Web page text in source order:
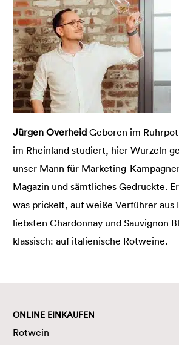
Jürgen Overheid Geboren im
im Rheinland studiert, hier Wurzeln
unser Mann für Marketing-
Magazin und sämtliches Gedruckte.
was prickelt, auf weiße Verführer aus
liebsten Chardonnay und Sauvignon
klassisch: auf italienische Rotweine.
ONLINE EINKAUFEN
Rotwein